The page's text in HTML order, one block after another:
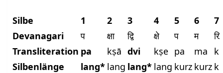
Silbe 1 2 3 4 5 6
7
Devanagari
प क्षा द्वि क्षे प म
खि
Transliteration pa kṣā dvi kṣe pa ma
Silbenlänge
lang* lang lang* lang kurz kurz